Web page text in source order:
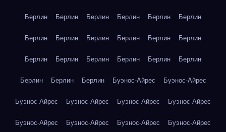
Берлин Берлин Берлин Берлин Берлин Берлин
Берлин Берлин Берлин Берлин Берлин Берлин
Берлин Берлин Берлин Берлин Берлин Берлин
Берлин Берлин Берлин Буэнос-Айрес Буэнос-Айрес
Буэнос-Айрес Буэнос-Айрес Буэнос-Айрес Буэнос-Айрес
Буэнос-Айрес Буэнос-Айрес Буэнос-Айрес Буэнос-Айрес